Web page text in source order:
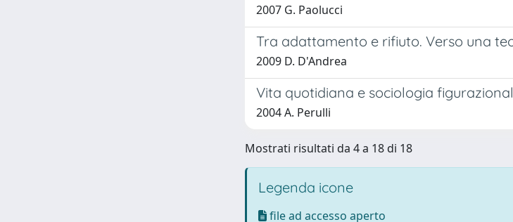
2007 G. Paolucci
Tra adattamento e rifiuto. Verso una
2009 D. D'Andrea
Vita quotidiana e sociologia
2004 A. Perulli
Mostrati risultati da 4 a 18 di 18
Legenda icone
file ad accesso aperto